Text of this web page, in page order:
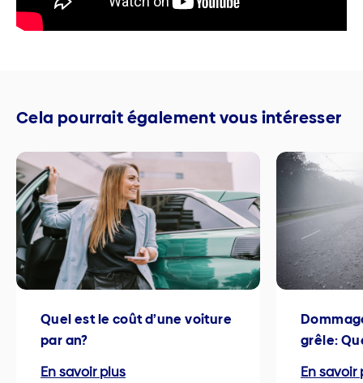
Cela pourrait également vous intéresser
Quel est le coût d’une voiture
par an?
En savoir plus
grêle:
En savoir